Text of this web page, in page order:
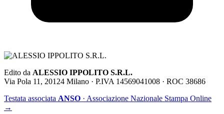
Edito da ALESSIO IPPOLITO S.R.L.
Via Pola 11, 20124 Milano · P.IVA 14569041008 · ROC 38686
Testata associata ANSO · Associazione Nazionale Stampa Online
→